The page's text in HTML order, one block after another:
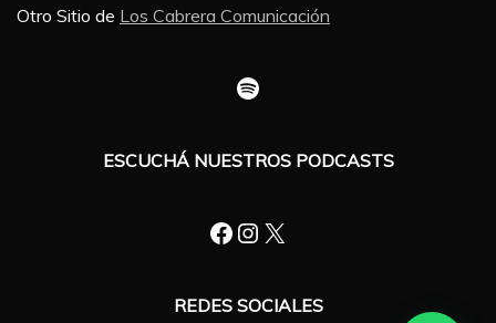
Otro Sitio de Los Cabrera Comunicación
Spotify
ESCUCHÁ NUESTROS PODCASTS
Facebook
Instagram
X
REDES SOCIALES